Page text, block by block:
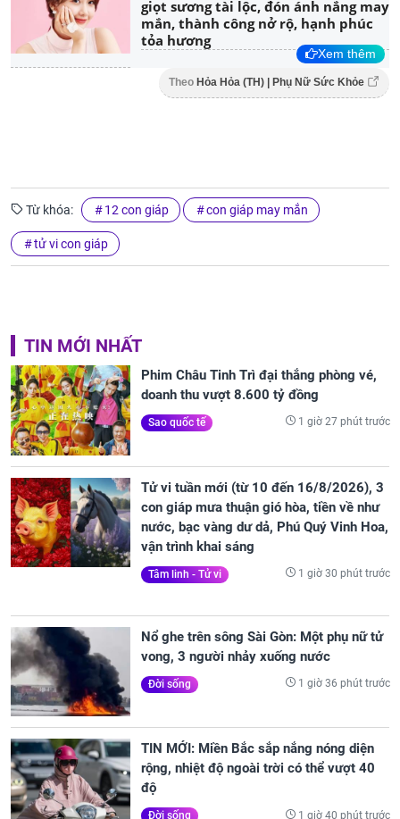
giọt sương tài lộc, đón ánh nắng may
mắn, thành công nở rộ, hạnh phúc
tỏa hương
Xem thêm
Theo Hỏa Hỏa (TH) | Phụ Nữ Sức Khỏe
Từ khóa: 12 con giáp con giáp may mắn
tử vi con giáp
TIN MỚI NHẤT
Phim Châu Tinh Trì đại thắng phòng vé,
doanh thu vượt 8.600 tỷ đồng
Sao quốc tế 1 giờ 27 phút trước
Tử vi tuần mới (từ 10 đến 16/8/2026), 3
con giáp mưa thuận gió hòa, tiền về như
nước, bạc vàng dư dả, Phú Quý Vinh Hoa,
vận trình khai sáng
Tâm linh - Tử vi 1 giờ 30 phút trước
Nổ ghe trên sông Sài Gòn: Một phụ nữ tử
vong, 3 người nhảy xuống nước
Đời sống 1 giờ 36 phút trước
TIN MỚI: Miền Bắc sắp nắng nóng diện
rộng, nhiệt độ ngoài trời có thể vượt 40
độ
Đời sống 1 giờ 40 phút trước